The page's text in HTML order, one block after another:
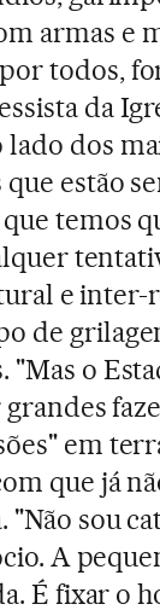
armas e
todos,
da
dos
estão
temos
e inter-
de
"Mas o
em
que já
sou
A
É fixar o